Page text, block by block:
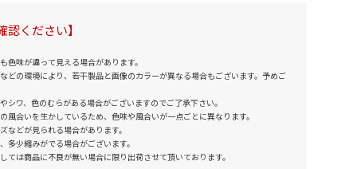
ください】
味が違って見える場合があります。
どの環境により、若干製品と画像のカラーが異なる場合もございます。予めご
シワ、色のむらがある場合がございますのでご了承下さい。
風合いを生かしているため、色味や風合いが一点ごとに異なります。
などが見られる場合があります。
少縮みがでる場合がございます。
ては商品に不良が無い場合に限り出荷させて頂いております。